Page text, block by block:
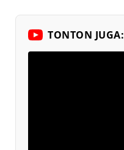
TONTON JUGA: